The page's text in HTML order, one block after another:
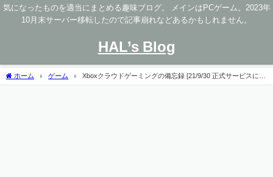
気になったものを適当にまとめる趣味ブログ。 メインはPCゲーム。2023年
10月末サーバー移転したので記事崩れなどあるかもしれません。
HAL’s Blog
ホーム ゲーム
Xboxクラウドゲーミングの備忘録 [21/9/30 正式サービスに伴